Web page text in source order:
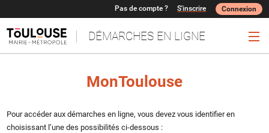
DÉMARCHES EN LIGNE
Pas de compte ? S'inscrire Connexion
MonToulouse
Pour accéder aux démarches en ligne, vous devez vous identifier en
choisissant l’une des possibilités ci-dessous :